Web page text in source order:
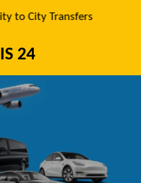
24
to City Transfers